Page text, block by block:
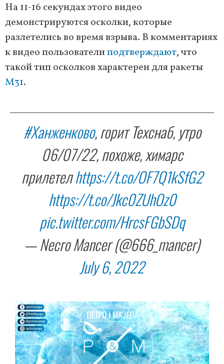
На 11-16 секундах этого видео
демонстрируются осколки, которые
разлетелись во время взрыва. В комментариях
к видео пользователиподтверждают, что
такой тип осколков характерен для ракеты
M31.
#Ханженково, горит Техснаб, утро
06/07/22, похоже, химарс
прилетелhttps://t.co/OF7Q1kSfG2
https://t.co/Jkc0ZUhOz0
pic.twitter.com/HrcsFGbSDq
— Necro Mancer (@666_mancer)
July 6, 2022